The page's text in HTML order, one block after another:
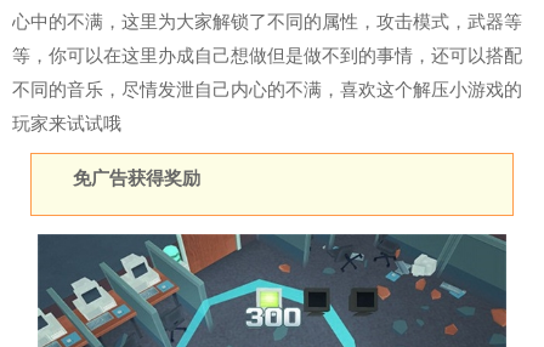
心中的不满，这里为大家解锁了不同的属性，攻击模式，武器等
等，你可以在这里办成自己想做但是做不到的事情，还可以搭配
不同的音乐，尽情发泄自己内心的不满，喜欢这个解压小游戏的
玩家来试试哦
免广告获得奖励